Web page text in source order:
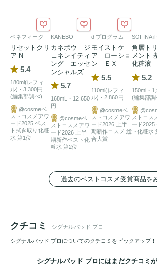
ルコノラクトン：整肌成分）などを配合し
がちな肌にうるおいを与え、すこやかに保
乾燥が気になる部分には、数分間密着させ
スク
としてお使いいただくのもおすすめ
ズの香り。
※肌刺激テスト済み（すべての方に刺激が
けではありません）
ベネフィーク
リセットクリ
ア N
5.4
180ml(レフィ
ル)・3,300円
(編集部調べ)
@cosmeベ
ストコスメアワ
ード2025 ベス
ト拭き取り化粧
水 第1位
KANEBO
カネボウ ジ
ェネレイティ
ング エッセ
ンシャルズ
5.7
168mL・12,650
円
@cosmeベ
ストコスメアワ
ード2026 上半
期新作ベスト化
粧水 第2位
d プログラム
モイストケ
ア ローショ
ン ＥＸ
5.5
110ml(レフィ
ル)・2,860円
@cosmeベ
ストコスメアワ
ード2026 上半
期新作コスメ 総
合大賞
SOFINA
角層ト
メント
化粧液
5.2
150ml・
(編集部調
ストコス
ード2025
ト化粧水
過去のベストコスメ受賞商品を
クチコミ シグナルパッド プロ
シグナルパッド プロについてのクチコミをピックアップ！
シグナルパッド プロにはまだクチコミ